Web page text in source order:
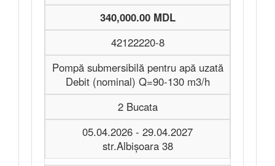
340,000.00 MDL
42122220-8
Pompă submersibilă pentru apă uzată
Debit (nominal) Q=90-130 m3/h
2 Bucata
05.04.2026 - 29.04.2027
str.Albişoara 38